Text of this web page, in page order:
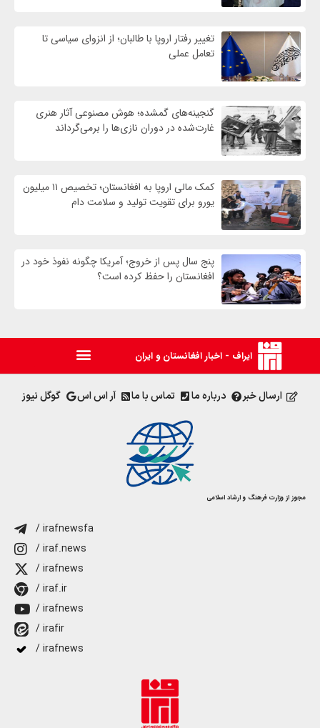
تغییر رفتار اروپا با طالبان؛ از انزوای سیاسی تا
تعامل عملی
گنجینه‌های گمشده؛ هوش مصنوعی آثار هنری
غارت‌شده در دوران نازی‌ها را برمی‌گرداند
کمک مالی اروپا به افغانستان؛ تخصیص ۱۱ میلیون
یورو برای تقویت تولید و سلامت دام
پنج سال پس از خروج؛ آمریکا چگونه نفوذ خود در
افغانستان را حفظ کرده است؟
ایراف - اخبار افغانستان و ایران
ارسال خبر درباره ما تماس با ما آر اس اس گوگل نیوز
مجوز از وزارت فرهنگ و ارشاد اسلامی
/ irafnewsfa
/ iraf.news
/ irafnews
/ iraf.ir
/ irafnews
/ irafir
/ irafnews